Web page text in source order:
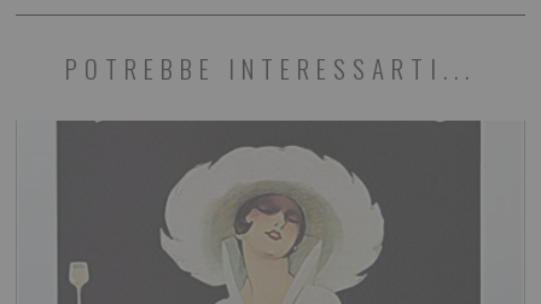
POTREBBE INTERESSARTI...